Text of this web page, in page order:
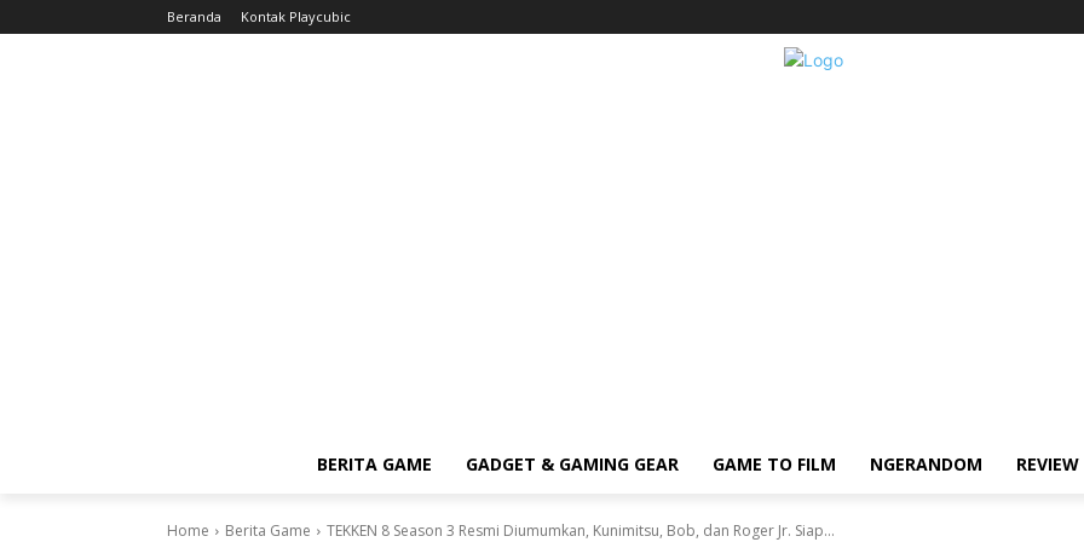
Beranda Kontak Playcubic
BERITA GAME GADGET & GAMING GEAR GAME TO FILM NGERANDOM REVIEW
Home Berita Game TEKKEN 8 Season 3 Resmi Diumumkan, Kunimitsu, Bob, dan Roger Jr. Siap...